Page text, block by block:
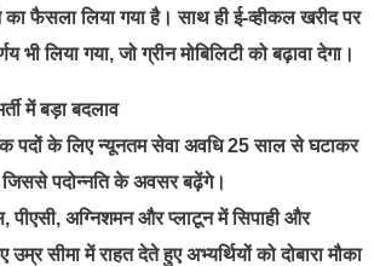
फैसला लिया गया है। साथ ही ई-व्हीकल खरीद पर
भी लिया गया, जो ग्रीन मोबिलिटी को बढ़ावा देगा।
में बड़ा बदलाव
पदों के लिए न्यूनतम सेवा अवधि 25 साल से घटाकर
पदोन्नति के अवसर बढ़ेंगे।
पीएसी, अग्निशमन और प्लाटून में सिपाही और
उम्र सीमा में राहत देते हुए अभ्यर्थियों को दोबारा मौका